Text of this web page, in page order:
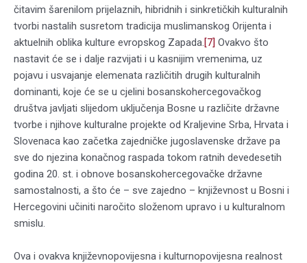
čitavim šarenilom prijelaznih, hibridnih i sinkretičkih kulturalnih
tvorbi nastalih susretom tradicija muslimanskog Orijenta i
aktuelnih oblika kulture evropskog Zapada. [7] Ovakvo što
nastavit će se i dalje razvijati i u kasnijim vremenima, uz
pojavu i usvajanje elemenata različitih drugih kulturalnih
dominanti, koje će se u cjelini bosanskohercegovačkog
društva javljati slijedom uključenja Bosne u različite državne
tvorbe i njihove kulturalne projekte od Kraljevine Srba, Hrvata i
Slovenaca kao začetka zajedničke jugoslavenske države pa
sve do njezina konačnog raspada tokom ratnih devedesetih
godina 20. st. i obnove bosanskohercegovačke državne
samostalnosti, a što će – sve zajedno – književnost u Bosni i
Hercegovini učiniti naročito složenom upravo i u kulturalnom
smislu.
Ova i ovakva književnopovijesna i kulturnopovijesna realnost